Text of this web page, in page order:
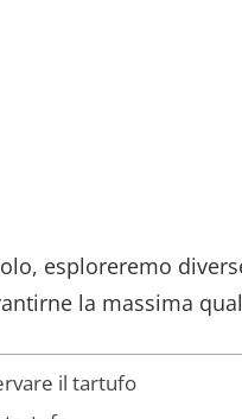
esploreremo
la massima
il tartufo